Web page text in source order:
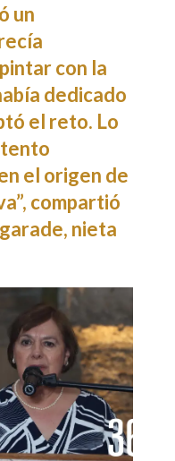
un
con la
dedicado
el reto. Lo
el origen de
compartió
nieta